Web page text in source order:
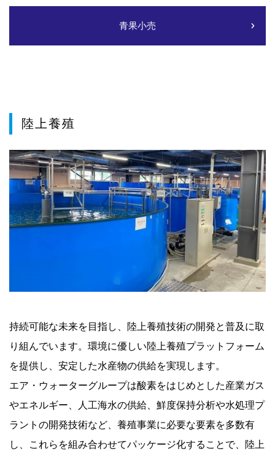
青果小売
陸上養殖
持続可能な未来を目指し、陸上養殖技術の開発と普及に取
り組んでいます。環境に優しい陸上養殖プラットフォーム
を提供し、安定した水産物の供給を実現します。
エア・ウォーターグループは酸素をはじめとした産業ガス
やエネルギー、人工海水の供給、鮮度保持分析や水処理プ
ラントの開発技術など、養殖事業に必要な要素を多数有
し、これらを組み合わせてパッケージ化することで、陸上